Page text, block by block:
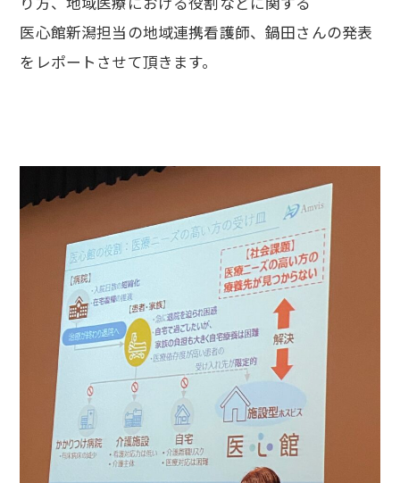
医心館新潟担当の地域連携看護師、鍋田さんの発表
をレポートさせて頂きます。